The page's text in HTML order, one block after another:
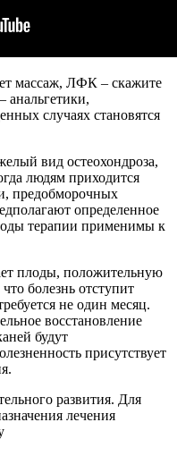
массаж, ЛФК – скажите
анальгетики,
случаях становятся
вид остеохондроза,
людям приходится
предобморочных
определенное
терапии применимы к
плоды, положительную
болезнь отступит
не один месяц.
восстановление
будут
присутствует
развития. Для
лечения